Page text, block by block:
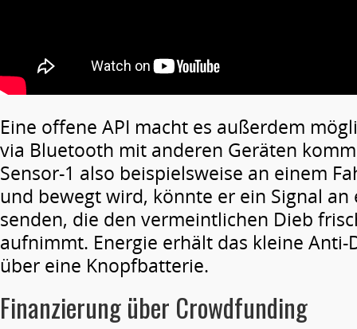
Eine offene API macht es außerdem
via Bluetooth mit anderen Geräten
Sensor-1 also beispielsweise an einem
und bewegt wird, könnte er ein Signal an
senden, die den vermeintlichen Dieb
aufnimmt. Energie erhält das kleine Anti-
über eine Knopfbatterie.
Finanzierung über Crowdfunding